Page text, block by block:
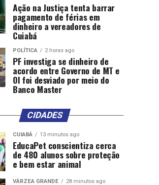
Ação na Justiça tenta barrar
pagamento de férias em
dinheiro a vereadores de
Cuiabá
POLÍTICA 2 horas ago
PF investiga se dinheiro de
acordo entre Governo de MT e
OI foi desviado por meio do
Banco Master
CIDADES
CUIABÁ 13 minutos ago
EducaPet conscientiza cerca
de 480 alunos sobre proteção
e bem estar animal
VÁRZEA GRANDE 28 minutos ago